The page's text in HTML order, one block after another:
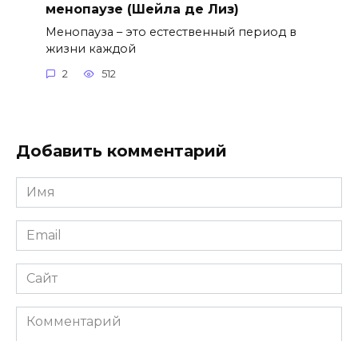
менопаузе (Шейла де Лиз)
Менопауза – это естественный период в
жизни каждой
2 512
Добавить комментарий
Имя
*
Email
*
Сайт
Комментарий